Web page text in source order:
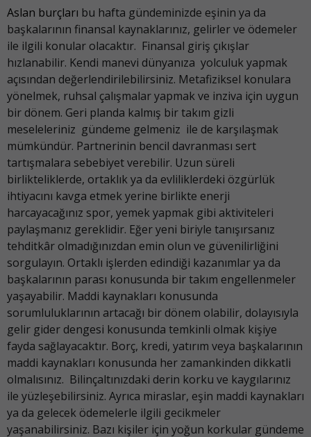
Aslan burçları bu hafta gündeminizde eşinin ya da
başkalarının finansal kaynaklarınız, gelirler ve ödemeler
ile ilgili konular olacaktır. Finansal giriş çıkışlar
hızlanabilir. Kendi manevi dünyanıza yolculuk yapmak
açısından değerlendirilebilirsiniz. Metafiziksel konulara
yönelmek, ruhsal çalışmalar yapmak ve inziva için uygun
bir dönem. Geri planda kalmış bir takım gizli
meseleleriniz gündeme gelmeniz ile de karşılaşmak
mümkündür. Partnerinin bencil davranması sert
tartışmalara sebebiyet verebilir. Uzun süreli
birlikteliklerde, ortaklık ya da evliliklerdeki özgürlük
ihtiyacını kavga etmek yerine birlikte enerji
harcayacağınız spor, yemek yapmak gibi aktiviteleri
paylaşmanız gereklidir. Eğer yeni biriyle tanışırsanız
tehditkâr olmadığınızdan emin olun ve güvenilirliğini
sorgulayın. Ortaklı işlerden edindiği kazanımlar ya da
başkalarının parası konusunda bir takım engellenmeler
yaşayabilir. Maddi kaynakları konusunda
sorumluluklarının artacağı bir dönem olabilir, dolayısıyla
gelir gider dengesi konusunda temkinli olmak kişiye
fayda sağlayacaktır. Borç, kredi, yatırım veya başkalarının
maddi kaynakları konusunda her zamankinden dikkatli
olmalısınız. Bilinçaltınızdaki derin korku ve kaygılarınız
ile yüzleşebilirsiniz. Ayrıca miraslar, eşin maddi kaynakları
ya da gelecek ödemelerle ilgili gecikmeler
yaşanabilirsiniz. Bazı kişiler için yoğun korkular gündeme